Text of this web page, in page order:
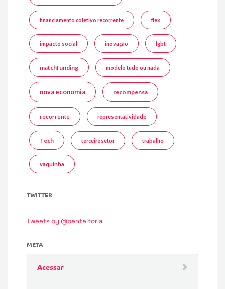
financiamento coletivo recorrente flex
impacto social inovação lgbt
matchfunding modelo tudo ou nada
nova economia recompensa
recorrente representatividade
Tech terceirosetor trabalho
vaquinha
TWITTER
Tweets by @benfeitoria
META
Acessar